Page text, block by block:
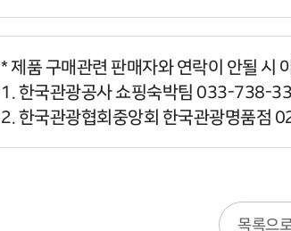
* 제품 구매관련 판매자와 연락이 안될 시
1. 한국관광공사 쇼핑숙박팀 033-738-
2. 한국관광협회중앙회 한국관광명품점
목록으